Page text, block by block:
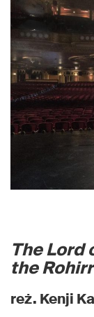
The Lord
the
reż. Kenji